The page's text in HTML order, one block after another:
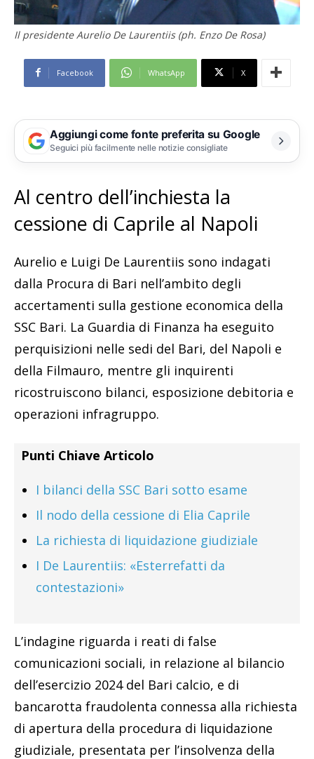
Il presidente Aurelio De Laurentiis (ph. Enzo De Rosa)
Facebook WhatsApp X
Aggiungi come fonte preferita su Google
Seguici più facilmente nelle notizie consigliate
Al centro dell’inchiesta la
cessione di Caprile al Napoli
Aurelio e Luigi De Laurentiis sono indagati
dalla Procura di Bari nell’ambito degli
accertamenti sulla gestione economica della
SSC Bari. La Guardia di Finanza ha eseguito
perquisizioni nelle sedi del Bari, del Napoli e
della Filmauro, mentre gli inquirenti
ricostruiscono bilanci, esposizione debitoria e
operazioni infragruppo.
Punti Chiave Articolo
I bilanci della SSC Bari sotto esame
Il nodo della cessione di Elia Caprile
La richiesta di liquidazione giudiziale
I De Laurentiis: «Esterrefatti da
contestazioni»
L’indagine riguarda i reati di false
comunicazioni sociali, in relazione al bilancio
dell’esercizio 2024 del Bari calcio, e di
bancarotta fraudolenta connessa alla richiesta
di apertura della procedura di liquidazione
giudiziale, presentata per l’insolvenza della